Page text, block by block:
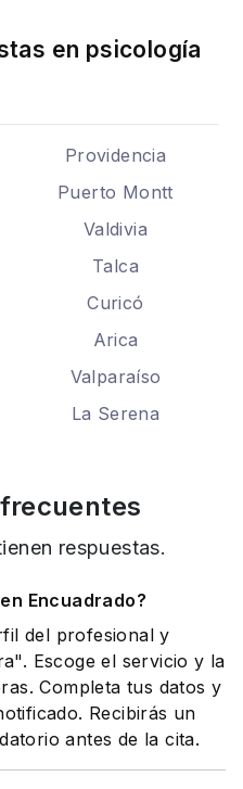
en psicología
Providencia
Puerto Montt
Valdivia
Talca
Curicó
Arica
Valparaíso
La Serena
respuestas.
Encuadrado?
del profesional y
Escoge el servicio y la
Completa tus datos y
Recibirás un
antes de la cita.